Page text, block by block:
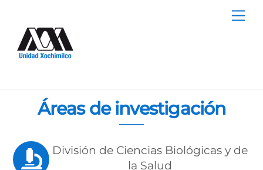
content
Áreas de investigación
División de Ciencias Biológicas y de
la Salud